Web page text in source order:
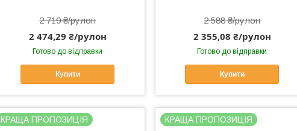
2 719 ₴/рулон
2 474,29 ₴/рулон
Готово до відправки
Купити
2 588 ₴/рулон
2 355,08 ₴/рулон
Готово до відправки
Купити
КРАЩА ПРОПОЗИЦІЯ КРАЩА ПРОПОЗИЦІЯ